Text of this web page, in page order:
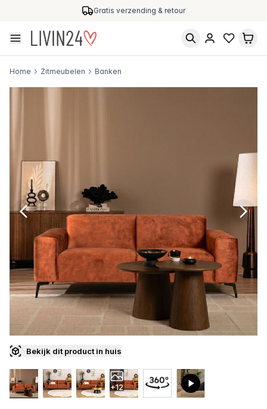
Gratis verzending & retour
Home Zitmeubelen Banken
Bekijk dit product in huis
+12